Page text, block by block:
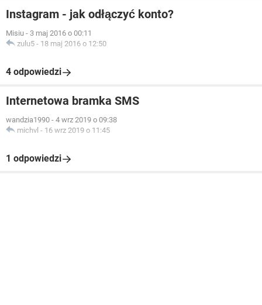
Instagram - jak odłączyć konto?
Misiu - 3 maj 2016 o 00:11
zulu5 - 18 maj 2016 o 12:50
4 odpowiedzi
Internetowa bramka SMS
wandzia1990 - 4 wrz 2019 o 09:38
michvl - 16 wrz 2019 o 11:45
1 odpowiedzi